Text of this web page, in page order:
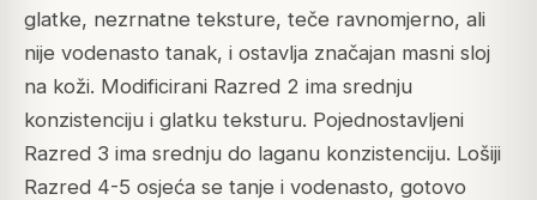
glatke, nezrnatne teksture, teče ravnomjerno, ali
nije vodenasto tanak, i ostavlja značajan masni sloj
na koži. Modificirani Razred 2 ima srednju
konzistenciju i glatku teksturu. Pojednostavljeni
Razred 3 ima srednju do laganu konzistenciju. Lošiji
Razred 4-5 osjeća se tanje i vodenasto, gotovo